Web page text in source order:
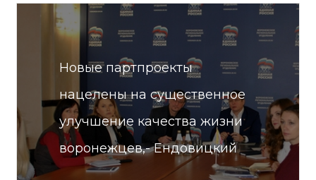
Новые партпроекты
нацелены на существенное
улучшение качества жизни
воронежцев,- Ендовицкий